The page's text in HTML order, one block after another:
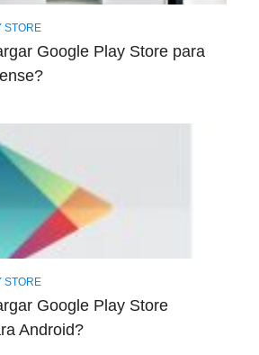
STORE
Google Play Store para
STORE
Google Play Store
Android?